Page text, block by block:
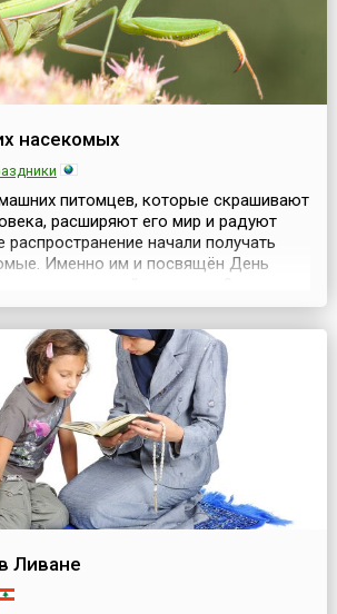
насекомых
питомцев, которые скрашивают
расширяют его мир и радуют
распространение начали получать
Именно им и посвящён День
можно назвать другом
смысле, который мы вкладываем в
скажем, к собакам или
Ливане